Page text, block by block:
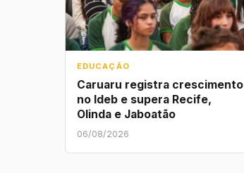
EDUCAÇÃO
Caruaru registra crescimento
no Ideb e supera Recife,
Olinda e Jaboatão
06/08/2026